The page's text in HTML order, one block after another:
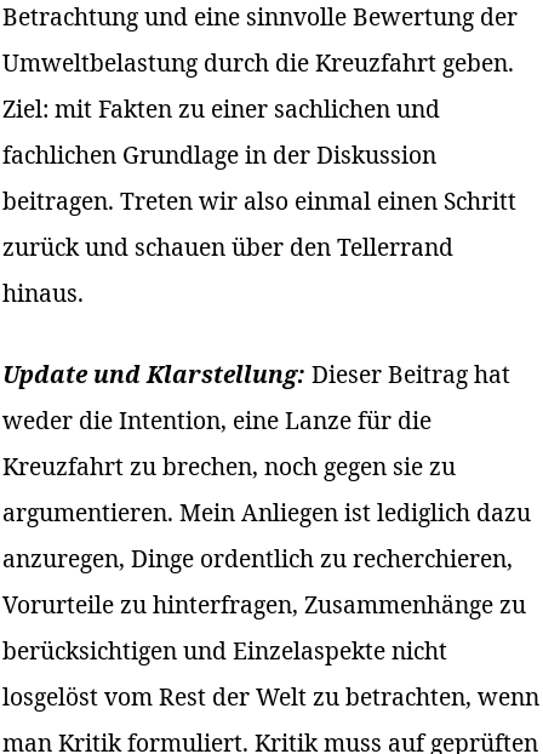
Betrachtung und eine sinnvolle Bewertung der
Umweltbelastung durch die Kreuzfahrt geben.
Ziel: mit Fakten zu einer sachlichen und
fachlichen Grundlage in der Diskussion
beitragen. Treten wir also einmal einen Schritt
zurück und schauen über den Tellerrand
hinaus.
Update und Klarstellung: Dieser Beitrag hat
weder die Intention, eine Lanze für die
Kreuzfahrt zu brechen, noch gegen sie zu
argumentieren. Mein Anliegen ist lediglich dazu
anzuregen, Dinge ordentlich zu recherchieren,
Vorurteile zu hinterfragen, Zusammenhänge zu
berücksichtigen und Einzelaspekte nicht
losgelöst vom Rest der Welt zu betrachten, wenn
man Kritik formuliert. Kritik muss auf geprüften